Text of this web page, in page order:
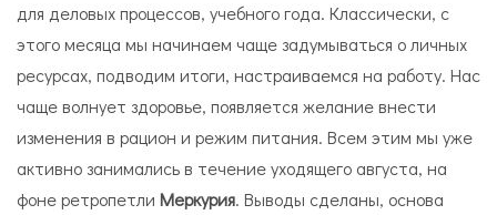
для деловых процессов, учебного года. Классически, с
этого месяца мы начинаем чаще задумываться о личных
ресурсах, подводим итоги, настраиваемся на работу. Нас
чаще волнует здоровье, появляется желание внести
изменения в рацион и режим питания. Всем этим мы уже
активно занимались в течение уходящего августа, на
фоне ретропетли Меркурия. Выводы сделаны, основа